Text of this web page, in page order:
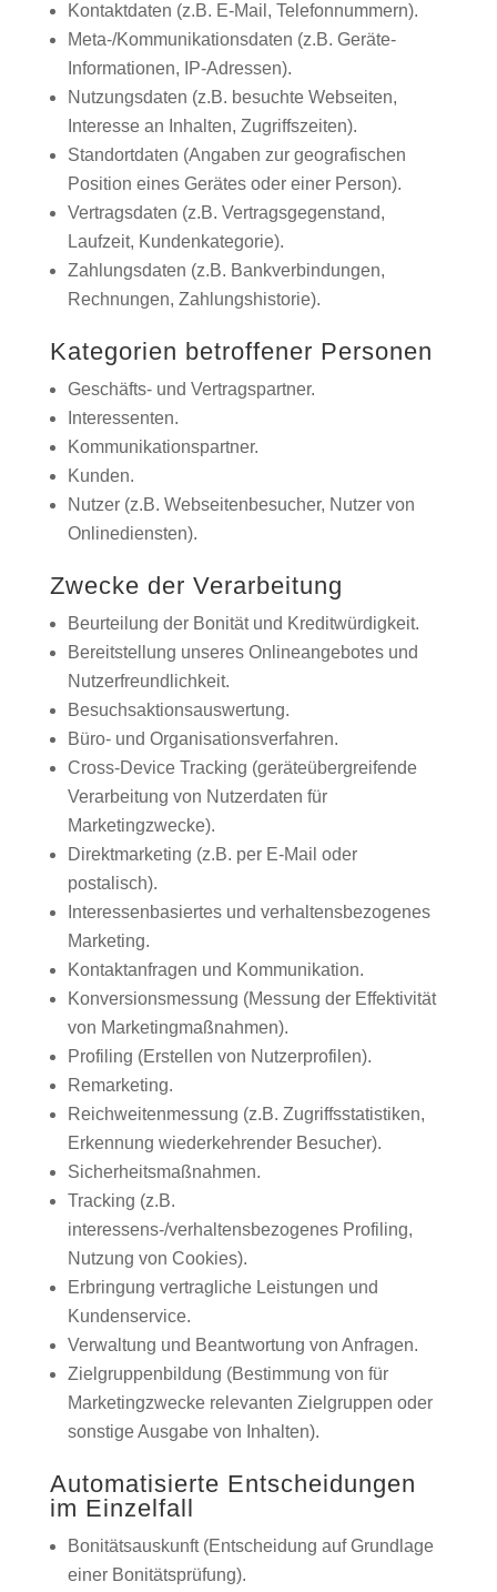
Kontaktdaten (z.B. E-Mail, Telefonnummern).
Meta-/Kommunikationsdaten (z.B. Geräte-
Informationen, IP-Adressen).
Nutzungsdaten (z.B. besuchte Webseiten,
Interesse an Inhalten, Zugriffszeiten).
Standortdaten (Angaben zur geografischen
Position eines Gerätes oder einer Person).
Vertragsdaten (z.B. Vertragsgegenstand,
Laufzeit, Kundenkategorie).
Zahlungsdaten (z.B. Bankverbindungen,
Rechnungen, Zahlungshistorie).
Kategorien betroffener Personen
Geschäfts- und Vertragspartner.
Interessenten.
Kommunikationspartner.
Kunden.
Nutzer (z.B. Webseitenbesucher, Nutzer von
Onlinediensten).
Zwecke der Verarbeitung
Beurteilung der Bonität und Kreditwürdigkeit.
Bereitstellung unseres Onlineangebotes und
Nutzerfreundlichkeit.
Besuchsaktionsauswertung.
Büro- und Organisationsverfahren.
Cross-Device Tracking (geräteübergreifende
Verarbeitung von Nutzerdaten für
Marketingzwecke).
Direktmarketing (z.B. per E-Mail oder
postalisch).
Interessenbasiertes und verhaltensbezogenes
Marketing.
Kontaktanfragen und Kommunikation.
Konversionsmessung (Messung der Effektivität
von Marketingmaßnahmen).
Profiling (Erstellen von Nutzerprofilen).
Remarketing.
Reichweitenmessung (z.B. Zugriffsstatistiken,
Erkennung wiederkehrender Besucher).
Sicherheitsmaßnahmen.
Tracking (z.B.
interessens-/verhaltensbezogenes Profiling,
Nutzung von Cookies).
Erbringung vertragliche Leistungen und
Kundenservice.
Verwaltung und Beantwortung von Anfragen.
Zielgruppenbildung (Bestimmung von für
Marketingzwecke relevanten Zielgruppen oder
sonstige Ausgabe von Inhalten).
Automatisierte Entscheidungen
im Einzelfall
Bonitätsauskunft (Entscheidung auf Grundlage
einer Bonitätsprüfung).